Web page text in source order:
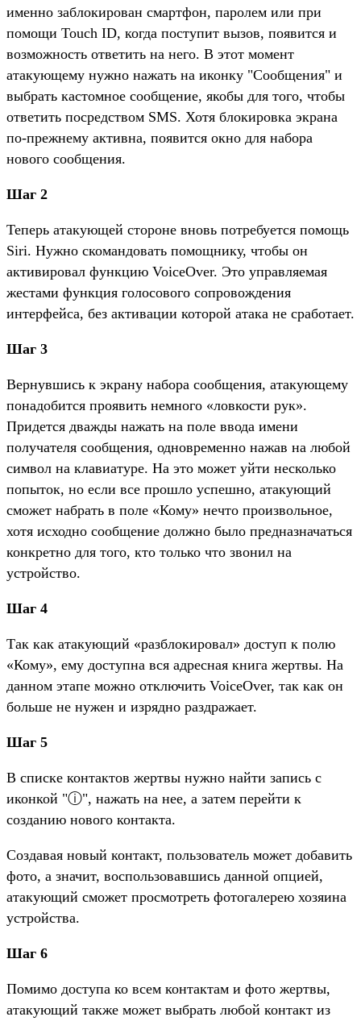
именно заблокирован смартфон, паролем или при
помощи Touch ID, когда поступит вызов, появится и
возможность ответить на него. В этот момент
атакующему нужно нажать на иконку "Сообщения" и
выбрать кастомное сообщение, якобы для того, чтобы
ответить посредством SMS. Хотя блокировка экрана
по-прежнему активна, появится окно для набора
нового сообщения.
Шаг 2
Теперь атакующей стороне вновь потребуется помощь
Siri. Нужно скомандовать помощнику, чтобы он
активировал функцию VoiceOver. Это управляемая
жестами функция голосового сопровождения
интерфейса, без активации которой атака не сработает.
Шаг 3
Вернувшись к экрану набора сообщения, атакующему
понадобится проявить немного «ловкости рук».
Придется дважды нажать на поле ввода имени
получателя сообщения, одновременно нажав на любой
символ на клавиатуре. На это может уйти несколько
попыток, но если все прошло успешно, атакующий
сможет набрать в поле «Кому» нечто произвольное,
хотя исходно сообщение должно было предназначаться
конкретно для того, кто только что звонил на
устройство.
Шаг 4
Так как атакующий «разблокировал» доступ к полю
«Кому», ему доступна вся адресная книга жертвы. На
данном этапе можно отключить VoiceOver, так как он
больше не нужен и изрядно раздражает.
Шаг 5
В списке контактов жертвы нужно найти запись с
иконкой "ⓘ", нажать на нее, а затем перейти к
созданию нового контакта.
Создавая новый контакт, пользователь может добавить
фото, а значит, воспользовавшись данной опцией,
атакующий сможет просмотреть фотогалерею хозяина
устройства.
Шаг 6
Помимо доступа ко всем контактам и фото жертвы,
атакующий также может выбрать любой контакт из